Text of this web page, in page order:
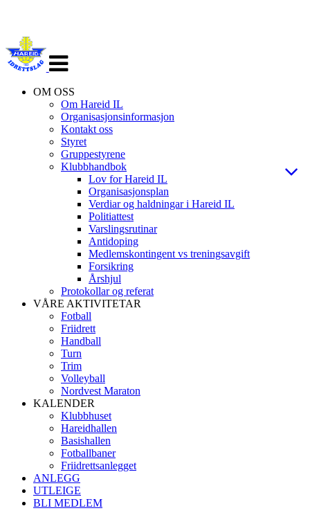
navigasjon
OM OSS
Om Hareid IL
Organisasjonsinformasjon
Kontakt oss
Styret
Gruppestyrene
Klubbhandbok
Lov for Hareid IL
Organisasjonsplan
Verdiar og haldningar i Hareid IL
Politiattest
Varslingsrutinar
Antidoping
Medlemskontingent vs treningsavgift
Forsikring
Årshjul
Protokollar og referat
VÅRE AKTIVITETAR
Fotball
Friidrett
Handball
Turn
Trim
Volleyball
Nordvest Maraton
KALENDER
Klubbhuset
Hareidhallen
Basishallen
Fotballbaner
Friidrettsanlegget
ANLEGG
UTLEIGE
BLI MEDLEM